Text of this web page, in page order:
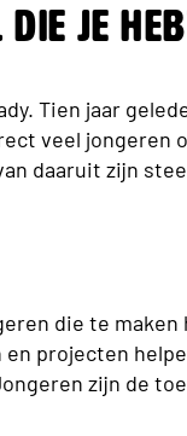
je
Tien jaar
veel jongeren
daaruit zijn
die te
projecten
zijn de